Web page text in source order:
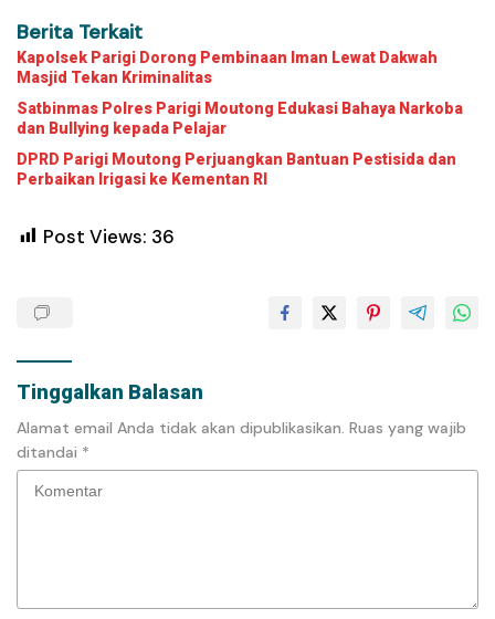
Berita Terkait
Kapolsek Parigi Dorong Pembinaan Iman Lewat Dakwah
Masjid Tekan Kriminalitas
Satbinmas Polres Parigi Moutong Edukasi Bahaya Narkoba
dan Bullying kepada Pelajar
DPRD Parigi Moutong Perjuangkan Bantuan Pestisida dan
Perbaikan Irigasi ke Kementan RI
Post Views: 36
Tinggalkan Balasan
Alamat email Anda tidak akan dipublikasikan. Ruas yang wajib
ditandai *